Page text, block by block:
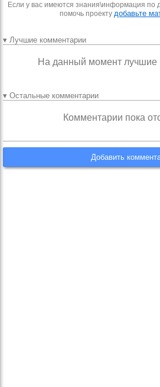
Если у вас имеются знания\информация по
помочь проекту добавьте
▾ Лучшие комментарии
На данный момент лучшие
▾ Остальные комментарии
Комментарии пока
Добавить